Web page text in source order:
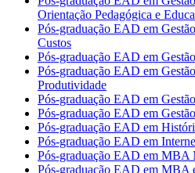
Orientação Pedagógica e
Pós-graduação EAD em
Custos
Pós-graduação EAD em
Pós-graduação EAD em
Produtividade
Pós-graduação EAD em
Pós-graduação EAD em
Pós-graduação EAD em
Pós-graduação EAD em
Pós-graduação EAD em MBA
Pós-graduação EAD em MBA